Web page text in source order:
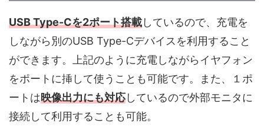
USB Type-Cを2ポート搭載しているので、充電を
しながら別のUSB Type-Cデバイスを利用すること
ができます。上記のように充電しながらイヤフォン
をポートに挿して使うことも可能です。また、１ポ
ートは映像出力にも対応しているので外部モニタに
接続して利用することも可能。